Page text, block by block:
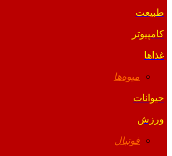
طبیعت
کامپیوتر
غذاها
میوه‌ها
حیوانات
ورزش
فوتبال